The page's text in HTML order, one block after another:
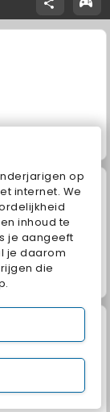
op
internet. We
inhoud te
je aangeeft
je daarom
die
Nights
Connect 3